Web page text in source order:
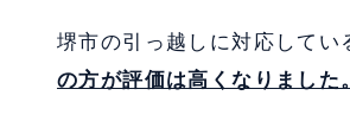
堺市の引っ越しに対応してい
の方が評価は高くなりました